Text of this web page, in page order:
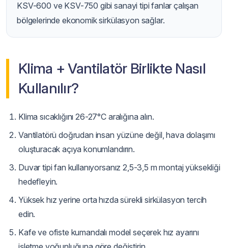
KSV-600 ve KSV-750 gibi sanayi tipi fanlar çalışan
bölgelerinde ekonomik sirkülasyon sağlar.
Klima + Vantilatör Birlikte Nasıl
Kullanılır?
Klima sıcaklığını 26-27°C aralığına alın.
Vantilatörü doğrudan insan yüzüne değil, hava dolaşımı
oluşturacak açıya konumlandırın.
Duvar tipi fan kullanıyorsanız 2,5-3,5 m montaj yüksekliği
hedefleyin.
Yüksek hız yerine orta hızda sürekli sirkülasyon tercih
edin.
Kafe ve ofiste kumandalı model seçerek hız ayarını